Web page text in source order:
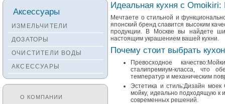
Идеальная кухня с
Мечтаете о стильной и
японский бренд славится высоким
продукции. В Москве вы найдете
настоящим украшением вашей кухни.
Почему стоит выбрать
Превосходное
сталипремиум-класса, что
температур и механическим
Эстетика и стиль:Дизайн
мойку, идеально подходящую к
современных решений.
Смесители KANTERA
Смесители SEAMAN
Смесители
Zigmund&Shtain
Смесители OULIN
Смесители под бронзу
Аксессуары
ИЗМЕЛЬЧИТЕЛИ
ДОЗАТОРЫ
ОЧИСТИТЕЛИ ВОДЫ
АКСЕССУАРЫ
О КОМПАНИИ